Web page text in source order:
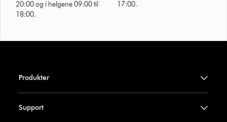
20:00 og i helgene 09:00 til
18:00.
17:00.
Produkter
Support